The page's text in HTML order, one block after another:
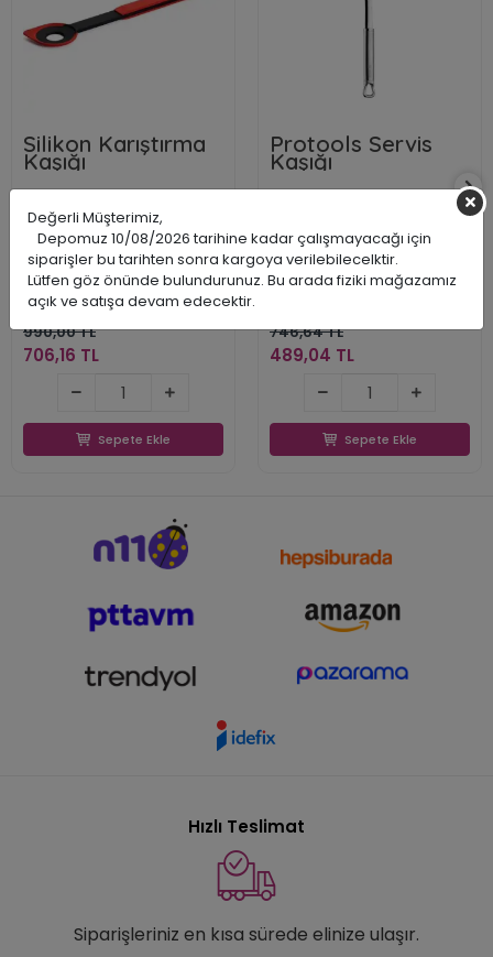
Silikon Karıştırma
Kaşığı
Woll
PRDWOLLKU005
4054359003447
990,00 TL
706,16 TL
Sepete Ekle
Protools Servis
Kaşığı
Aryıldız
ARY249710
746,64 TL
489,04 TL
Sepete Ekle
Hızlı Teslimat
Siparişleriniz en kısa sürede elinize ulaşır.
Değerli Müşterimiz,
Depomuz 10/08/2026 tarihine kadar çalışmayacağı için
siparişler bu tarihten sonra kargoya verilebilecelktir.
Lütfen göz önünde bulundurunuz. Bu arada fiziki mağazamız
açık ve satışa devam edecektir.